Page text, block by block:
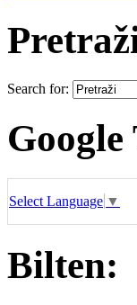
Search for:
Google
Select Language ▼
Bilten: